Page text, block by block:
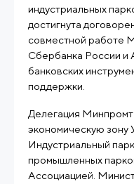
индустриальных
достигнута
совместной работе
Сбербанка России и
банковских
поддержки.
Делегация
экономическую зону
Индустриальный
промышленных
Ассоциацией.